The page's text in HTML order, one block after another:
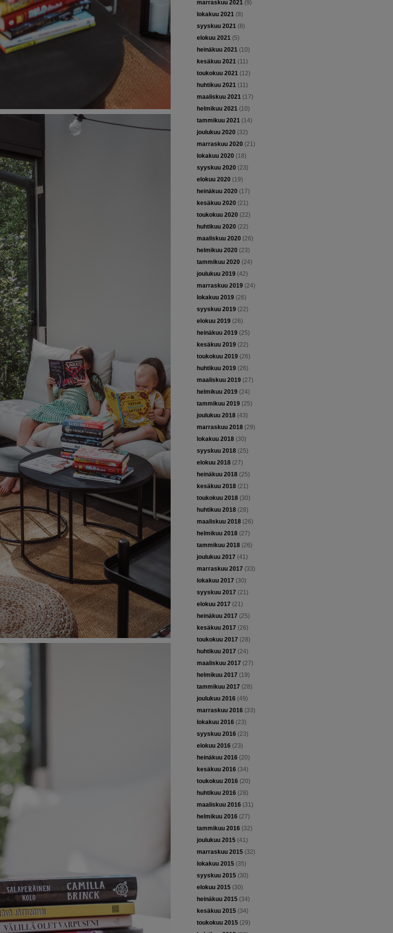
marraskuu 2021(9)
lokakuu 2021(8)
syyskuu 2021(8)
elokuu 2021(5)
heinäkuu 2021(10)
kesäkuu 2021(11)
toukokuu 2021(12)
huhtikuu 2021(11)
maaliskuu 2021(17)
helmikuu 2021(10)
tammikuu 2021(14)
joulukuu 2020 (32)
marraskuu 2020 (21)
lokakuu 2020 (18)
syyskuu 2020 (23)
elokuu 2020 (19)
heinäkuu 2020 (17)
kesäkuu 2020 (21)
toukokuu 2020 (22)
huhtikuu 2020 (22)
maaliskuu 2020 (26)
helmikuu 2020 (23)
tammikuu 2020 (24)
joulukuu 2019(42)
marraskuu 2019(24)
lokakuu 2019(26)
syyskuu 2019(22)
elokuu 2019(26)
heinäkuu 2019(25)
kesäkuu 2019(22)
toukokuu 2019(26)
huhtikuu 2019(26)
maaliskuu 2019(27)
helmikuu 2019(24)
tammikuu 2019(25)
joulukuu 2018(43)
marraskuu 2018(29)
lokakuu 2018(30)
syyskuu 2018(25)
elokuu 2018(27)
heinäkuu 2018(25)
kesäkuu 2018(21)
toukokuu 2018(30)
huhtikuu 2018(28)
maaliskuu 2018(26)
helmikuu 2018(27)
tammikuu 2018(26)
joulukuu 2017 (41)
marraskuu 2017 (33)
lokakuu 2017 (30)
syyskuu 2017 (21)
elokuu 2017 (21)
heinäkuu 2017 (25)
kesäkuu 2017 (26)
toukokuu 2017 (28)
huhtikuu 2017 (24)
maaliskuu 2017 (27)
helmikuu 2017 (19)
tammikuu 2017 (28)
joulukuu 2016 (49)
marraskuu 2016 (33)
lokakuu 2016 (23)
syyskuu 2016 (23)
elokuu 2016 (23)
heinäkuu 2016 (20)
kesäkuu 2016 (34)
toukokuu 2016 (20)
huhtikuu 2016 (28)
maaliskuu 2016 (31)
helmikuu 2016 (27)
tammikuu 2016 (32)
joulukuu 2015(41)
marraskuu 2015(32)
lokakuu 2015(35)
syyskuu 2015(30)
elokuu 2015(30)
heinäkuu 2015(34)
kesäkuu 2015(34)
toukokuu 2015(29)